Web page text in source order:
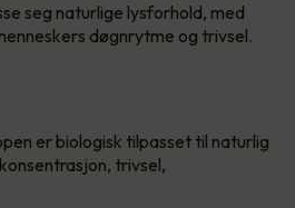
seg naturlige lysforhold, med
døgnrytme og trivsel.
er biologisk tilpasset til naturlig
trivsel,